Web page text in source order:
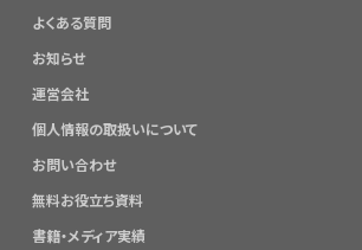
よくある質問
お知らせ
運営会社
個人情報の取扱いについて
お問い合わせ
無料お役立ち資料
書籍・メディア実績